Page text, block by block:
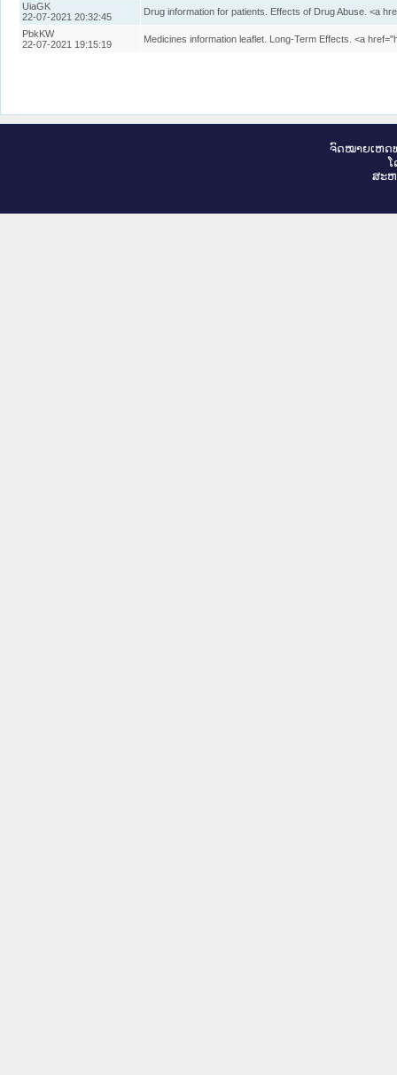
UiaGK
22-07-2021 20:32:45
Drug information for patients. Effects of Drug Abuse. <a
PbkKW
22-07-2021 19:15:19
Medicines information leaflet. Long-Term Effects. <a
ຈົດ​ໝາຍ​ເຫດ​
ສະ​ຫ